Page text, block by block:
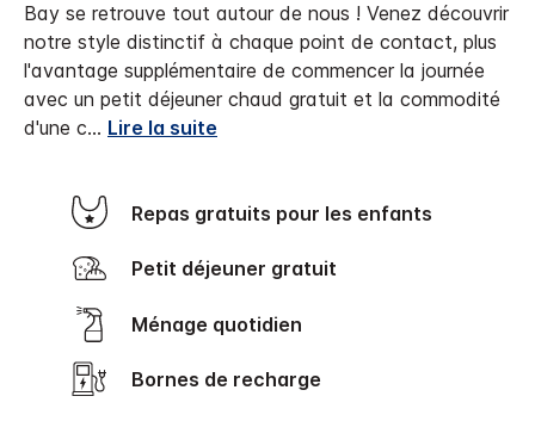
Bay se retrouve tout autour de nous ! Venez découvrir
notre style distinctif à chaque point de contact, plus
l'avantage supplémentaire de commencer la journée
avec un petit déjeuner chaud gratuit et la commodité
d'une c... Lire la suite
Repas gratuits pour les enfants
Petit déjeuner gratuit
Ménage quotidien
Bornes de recharge